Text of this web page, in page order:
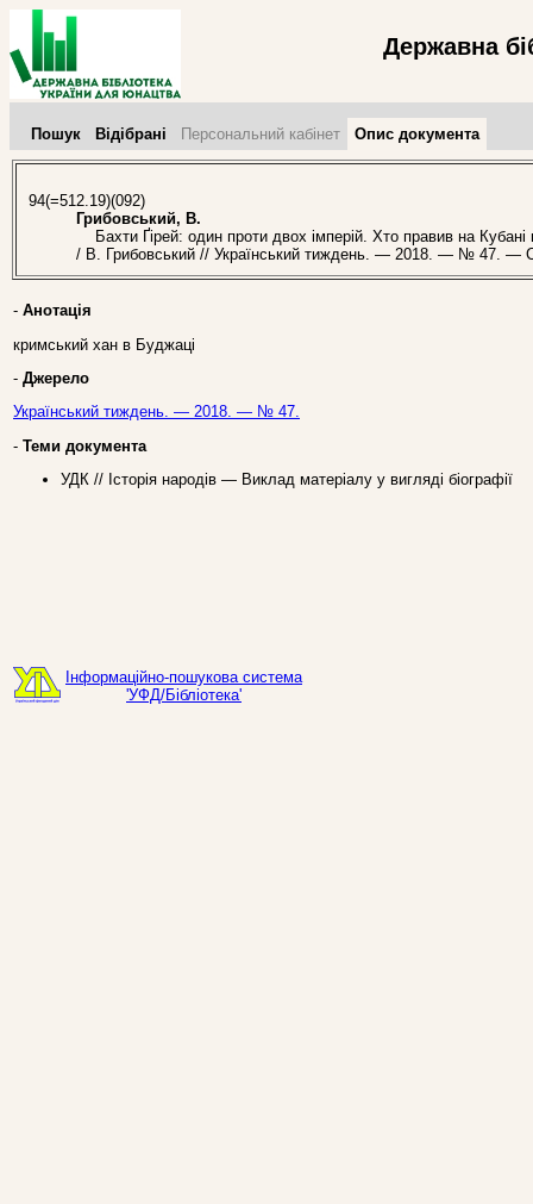
Державна
Пошук Відібрані Персональний кабінет Опис документа
94(=512.19)(092)
Грибовський, В.
Бахти Ґірей: один проти двох імперій. Хто правив на Кубані
/ В. Грибовський // Український тиждень. — 2018. — № 47. —
- Анотація
кримський хан в Буджаці
- Джерело
Український тиждень. — 2018. — № 47.
- Теми документа
УДК // Історія народів — Виклад матеріалу у вигляді біографії
Інформаційно-пошукова система
'УФД/Бібліотека'